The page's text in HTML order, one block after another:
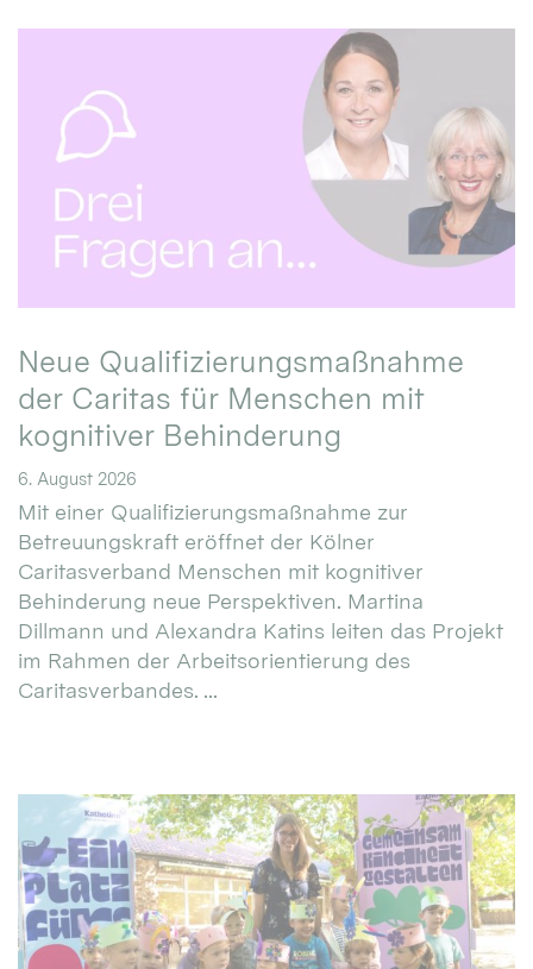
Neue Qualifizierungsmaßnahme
der Caritas für Menschen mit
kognitiver Behinderung
6. August 2026
Mit einer Qualifizierungsmaßnahme zur
Betreuungskraft eröffnet der Kölner
Caritasverband Menschen mit kognitiver
Behinderung neue Perspektiven. Martina
Dillmann und Alexandra Katins leiten das Projekt
im Rahmen der Arbeitsorientierung des
Caritasverbandes. ...